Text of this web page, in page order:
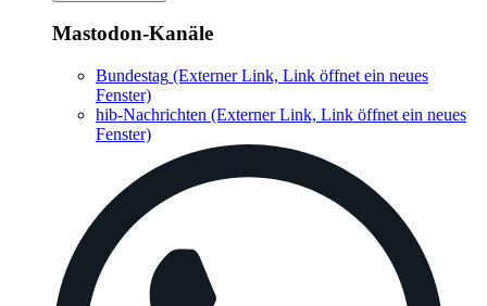
Mastodon-Kanäle
Bundestag (Externer Link, Link öffnet ein neues
Fenster)
hib-Nachrichten (Externer Link, Link öffnet ein neues
Fenster)